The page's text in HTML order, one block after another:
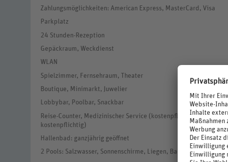
Zahlungsmöglichkeiten: American Express, MasterCard, Visa
Parkplatz
24 Stunden-Rezeption
Gepäckraum, Weckdienst
WLAN
Spielzimmer, Fernsehraum, Theater
Boutique, Minimarkt, Juwelier
Lobbybar, Poolbar, Snackbar
Reise-Counter, Medizinischer Service (kostenpflichtig),
kostenpflichtig)
Hallenbad: ganzjährig geöffnet
2 Pools: Salzwasser, Sonnenschirme, Liegen, Badetuch (gegen